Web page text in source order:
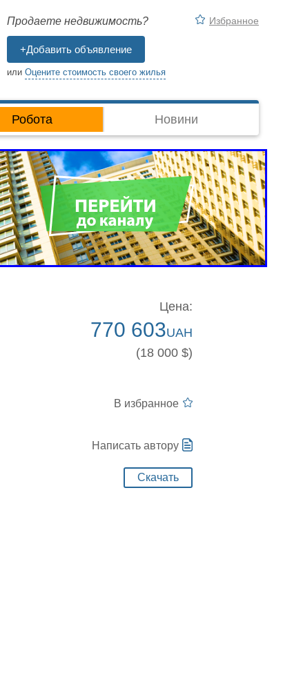
Продаете недвижимость?
+Добавить объявление
или Оцените стоимость своего жилья
Избранное
Робота Новини
Цена:
770 603UAH
(18 000 $)
В избранное
Написать автору
Скачать